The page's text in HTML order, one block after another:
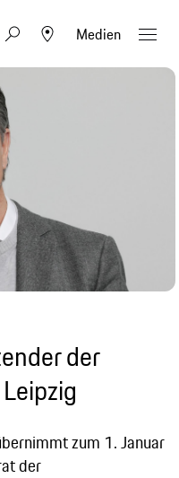
Medien
der
zum 1. Januar
der